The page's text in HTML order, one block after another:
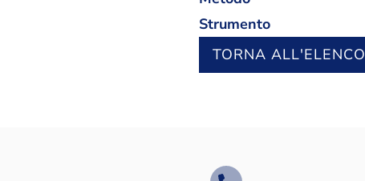
Strumento
TORNA ALL'ELENCO